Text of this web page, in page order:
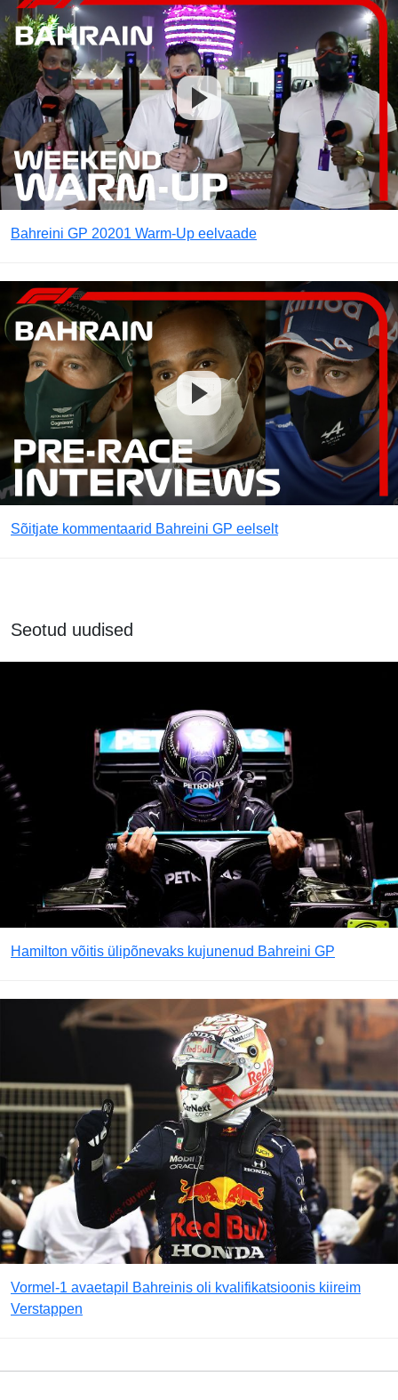
Bahreini GP 20201 Warm-Up eelvaade
Sõitjate kommentaarid Bahreini GP eelselt
Seotud uudised
Hamilton võitis ülipõnevaks kujunenud Bahreini GP
Vormel-1 avaetapil Bahreinis oli kvalifikatsioonis kiireim
Verstappen